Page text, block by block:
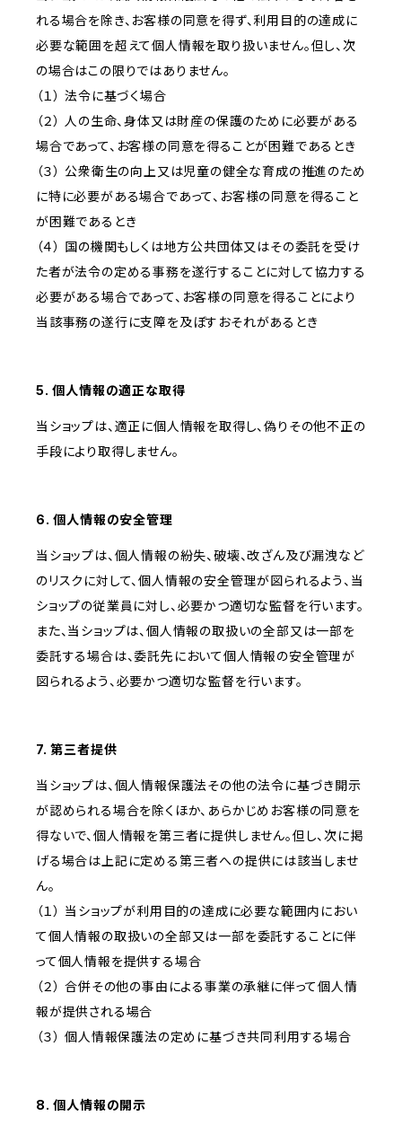
れる場合を除き、お客様の同意を得ず、利用目的の達成に
必要な範囲を超えて個人情報を取り扱いません。但し、次
の場合はこの限りではありません。
（１） 法令に基づく場合
（２） 人の生命、身体又は財産の保護のために必要がある
場合であって、お客様の同意を得ることが困難であるとき
（３） 公衆衛生の向上又は児童の健全な育成の推進のため
に特に必要がある場合であって、お客様の同意を得ること
が困難であるとき
（４） 国の機関もしくは地方公共団体又はその委託を受け
た者が法令の定める事務を遂行することに対して協力する
必要がある場合であって、お客様の同意を得ることにより
当該事務の遂行に支障を及ぼすおそれがあるとき
5. 個人情報の適正な取得
当ショップは、適正に個人情報を取得し、偽りその他不正の
手段により取得しません。
6. 個人情報の安全管理
当ショップは、個人情報の紛失、破壊、改ざん及び漏洩など
のリスクに対して、個人情報の安全管理が図られるよう、当
ショップの従業員に対し、必要かつ適切な監督を行います。
また、当ショップは、個人情報の取扱いの全部又は一部を
委託する場合は、委託先において個人情報の安全管理が
図られるよう、必要かつ適切な監督を行います。
7. 第三者提供
当ショップは、個人情報保護法その他の法令に基づき開示
が認められる場合を除くほか、あらかじめお客様の同意を
得ないで、個人情報を第三者に提供しません。但し、次に掲
げる場合は上記に定める第三者への提供には該当しませ
ん。
（１） 当ショップが利用目的の達成に必要な範囲内におい
て個人情報の取扱いの全部又は一部を委託することに伴
って個人情報を提供する場合
（２） 合併その他の事由による事業の承継に伴って個人情
報が提供される場合
（３） 個人情報保護法の定めに基づき共同利用する場合
8. 個人情報の開示